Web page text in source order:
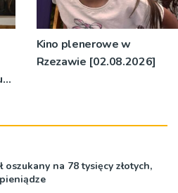
Kino plenerowe w
Rzezawie [02.08.2026]
oszukany na 78 tysięcy złotych,